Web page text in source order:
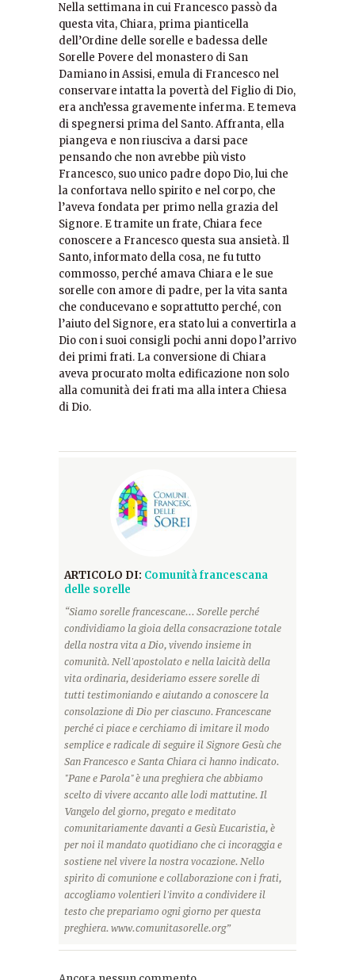
Nella settimana in cui Francesco passò da
questa vita, Chiara, prima pianticella
dell’Ordine delle sorelle e badessa delle
Sorelle Povere del monastero di San
Damiano in Assisi, emula di Francesco nel
conservare intatta la povertà del Figlio di Dio,
era anch’essa gravemente inferma. E temeva
di spegnersi prima del Santo. Affranta, ella
piangeva e non riusciva a darsi pace
pensando che non avrebbe più visto
Francesco, suo unico padre dopo Dio, lui che
la confortava nello spirito e nel corpo, che
l’aveva fondata per primo nella grazia del
Signore. E tramite un frate, Chiara fece
conoscere a Francesco questa sua ansietà. Il
Santo, informato della cosa, ne fu tutto
commosso, perché amava Chiara e le sue
sorelle con amore di padre, per la vita santa
che conducevano e soprattutto perché, con
l’aiuto del Signore, era stato lui a convertirla a
Dio con i suoi consigli pochi anni dopo l’arrivo
dei primi frati. La conversione di Chiara
aveva procurato molta edificazione non solo
alla comunità dei frati ma alla intera Chiesa
di Dio.
ARTICOLO DI: Comunità francescana
delle sorelle
“Siamo sorelle francescane... Sorelle perché
condividiamo la gioia della consacrazione totale
della nostra vita a Dio, vivendo insieme in
comunità. Nell'apostolato e nella laicità della
vita ordinaria, desideriamo essere sorelle di
tutti testimoniando e aiutando a conoscere la
consolazione di Dio per ciascuno. Francescane
perché ci piace e cerchiamo di imitare il modo
semplice e radicale di seguire il Signore Gesù che
San Francesco e Santa Chiara ci hanno indicato.
"Pane e Parola" è una preghiera che abbiamo
scelto di vivere accanto alle lodi mattutine. Il
Vangelo del giorno, pregato e meditato
comunitariamente davanti a Gesù Eucaristia, è
per noi il mandato quotidiano che ci incoraggia e
sostiene nel vivere la nostra vocazione. Nello
spirito di comunione e collaborazione con i frati,
accogliamo volentieri l'invito a condividere il
testo che prepariamo ogni giorno per questa
preghiera. www.comunitasorelle.org”